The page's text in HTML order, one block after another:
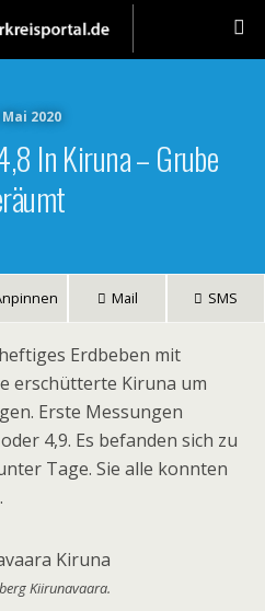
2020
In Kiruna – Grube
Mail SMS
Erdbeben mit
erschütterte Kiruna um
Erste Messungen
4,9. Es befanden sich zu
Tage. Sie alle konnten
Kiirunavaara.